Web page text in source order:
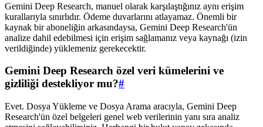
Gemini Deep Research, manuel olarak karşılaştığınız aynı erişim
kurallarıyla sınırlıdır. Ödeme duvarlarını atlayamaz. Önemli bir
kaynak bir aboneliğin arkasındaysa, Gemini Deep Research'ün
analize dahil edebilmesi için erişim sağlamanız veya kaynağı (izin
verildiğinde) yüklemeniz gerekecektir.
Gemini Deep Research özel veri kümelerini ve
gizliliği destekliyor mu?#
Evet. Dosya Yükleme ve Dosya Arama aracıyla, Gemini Deep
Research'ün özel belgeleri genel web verilerinin yanı sıra analiz